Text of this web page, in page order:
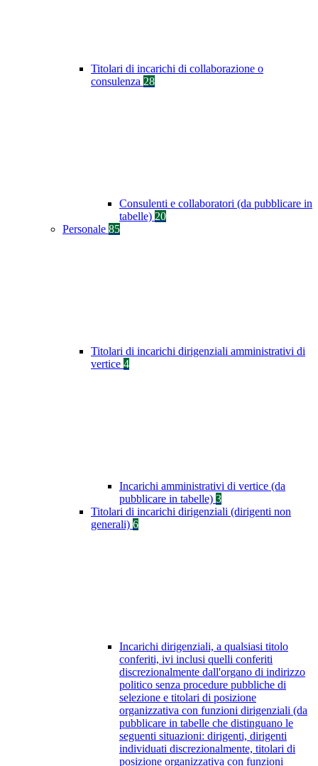
Titolari di incarichi di collaborazione o
consulenza 28
Consulenti e collaboratori (da pubblicare in
tabelle) 20
Personale 85
Titolari di incarichi dirigenziali amministrativi di
vertice 4
Incarichi amministrativi di vertice (da
pubblicare in tabelle) 3
Titolari di incarichi dirigenziali (dirigenti non
generali) 6
Incarichi dirigenziali, a qualsiasi titolo
conferiti, ivi inclusi quelli conferiti
discrezionalmente dall'organo di indirizzo
politico senza procedure pubbliche di
selezione e titolari di posizione
organizzativa con funzioni dirigenziali (da
pubblicare in tabelle che distinguano le
seguenti situazioni: dirigenti, dirigenti
individuati discrezionalmente, titolari di
posizione organizzativa con funzioni